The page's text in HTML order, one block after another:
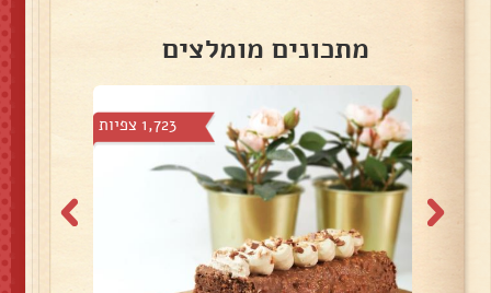
מתכונים מומלצים
1,723 צפיות